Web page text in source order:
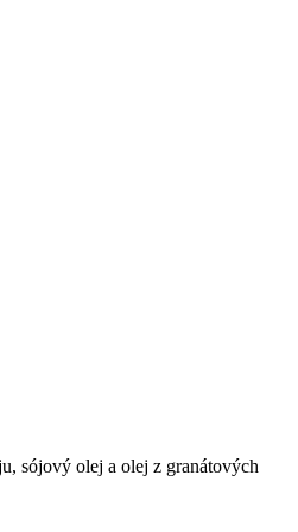
sójový olej a olej z granátových